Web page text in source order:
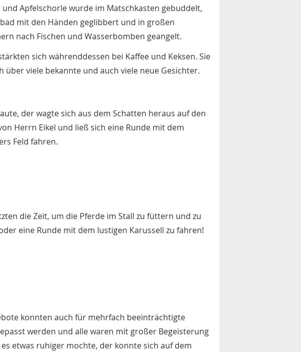
und Apfelschorle wurde im Matschkasten gebuddelt,
mit den Händen geglibbert und in großen
nach Fischen und Wasserbomben geangelt.
sich währenddessen bei Kaffee und Keksen. Sie
über viele bekannte und auch viele neue Gesichter.
der wagte sich aus dem Schatten heraus auf den
Herrn Eikel und ließ sich eine Runde mit dem
Feld fahren.
die Zeit, um die Pferde im Stall zu füttern und zu
eine Runde mit dem lustigen Karussell zu fahren!
konnten auch für mehrfach beeinträchtigte
werden und alle waren mit großer Begeisterung
etwas ruhiger mochte, der konnte sich auf dem